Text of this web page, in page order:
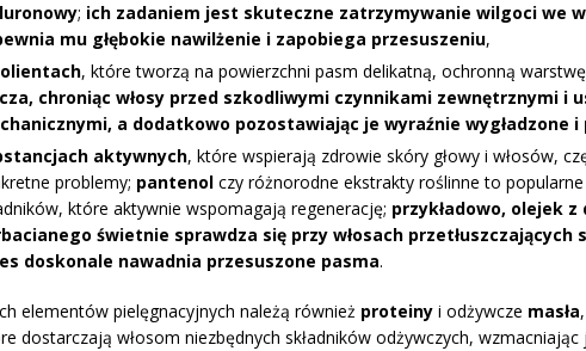
; ich zadaniem jest skuteczne zatrzymywanie wilgoci we
mu głębokie nawilżenie i zapobiega przesuszeniu,
, które tworzą na powierzchni pasm delikatną, ochronną
chroniąc włosy przed szkodliwymi czynnikami zewnętrznymi i
a dodatkowo pozostawiając je wyraźnie wygładzone i
aktywnych, które wspierają zdrowie skóry głowy i włosów,
problemy; pantenol czy różnorodne ekstrakty roślinne to popularne
które aktywnie wspomagają regenerację; przykładowo, olejek z
świetnie sprawdza się przy włosach przetłuszczających
doskonale nawadnia przesuszone pasma.
elementów pielęgnacyjnych należą również proteiny i odżywcze masła
dostarczają włosom niezbędnych składników odżywczych,